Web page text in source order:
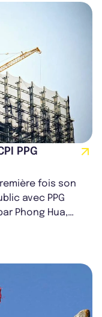
PPG
fois son
avec PPG
Phong Hua,
d...